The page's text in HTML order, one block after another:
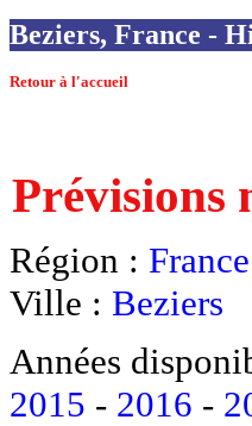
Beziers, France -
Retour à l'accueil
Prévisions
Région : France
Ville : Beziers
Années
2015 - 2016 -